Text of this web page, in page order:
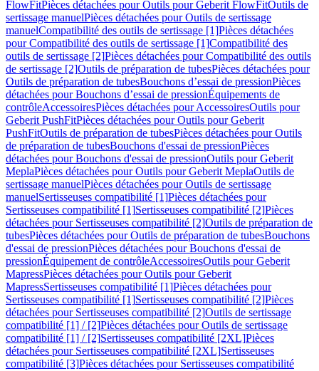
FlowFitPièces détachées pour Outils pour Geberit FlowFitOutils de
sertissage manuelPièces détachées pour Outils de sertissage
manuelCompatibilité des outils de sertissage [1]Pièces détachées
pour Compatibilité des outils de sertissage [1]Compatibilité des
outils de sertissage [2]Pièces détachées pour Compatibilité des outils
de sertissage [2]Outils de préparation de tubesPièces détachées pour
Outils de préparation de tubesBouchons d’essai de pressionPièces
détachées pour Bouchons d’essai de pressionÉquipements de
contrôleAccessoiresPièces détachées pour AccessoiresOutils pour
Geberit PushFitPièces détachées pour Outils pour Geberit
PushFitOutils de préparation de tubesPièces détachées pour Outils
de préparation de tubesBouchons d'essai de pressionPièces
détachées pour Bouchons d'essai de pressionOutils pour Geberit
MeplaPièces détachées pour Outils pour Geberit MeplaOutils de
sertissage manuelPièces détachées pour Outils de sertissage
manuelSertisseuses compatibilité [1]Pièces détachées pour
Sertisseuses compatibilité [1]Sertisseuses compatibilité [2]Pièces
détachées pour Sertisseuses compatibilité [2]Outils de préparation de
tubesPièces détachées pour Outils de préparation de tubesBouchons
d'essai de pressionPièces détachées pour Bouchons d'essai de
pressionÉquipement de contrôleAccessoiresOutils pour Geberit
MapressPièces détachées pour Outils pour Geberit
MapressSertisseuses compatibilité [1]Pièces détachées pour
Sertisseuses compatibilité [1]Sertisseuses compatibilité [2]Pièces
détachées pour Sertisseuses compatibilité [2]Outils de sertissage
compatibilité [1] / [2]Pièces détachées pour Outils de sertissage
compatibilité [1] / [2]Sertisseuses compatibilité [2XL]Pièces
détachées pour Sertisseuses compatibilité [2XL]Sertisseuses
compatibilité [3]Pièces détachées pour Sertisseuses compatibilité